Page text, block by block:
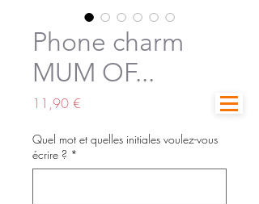
Phone charm
MUM OF...
11,90 €
Quel mot et quelles initiales voulez-vous
écrire ? *